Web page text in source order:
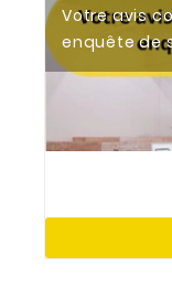
Votre avis
enquête de
Le